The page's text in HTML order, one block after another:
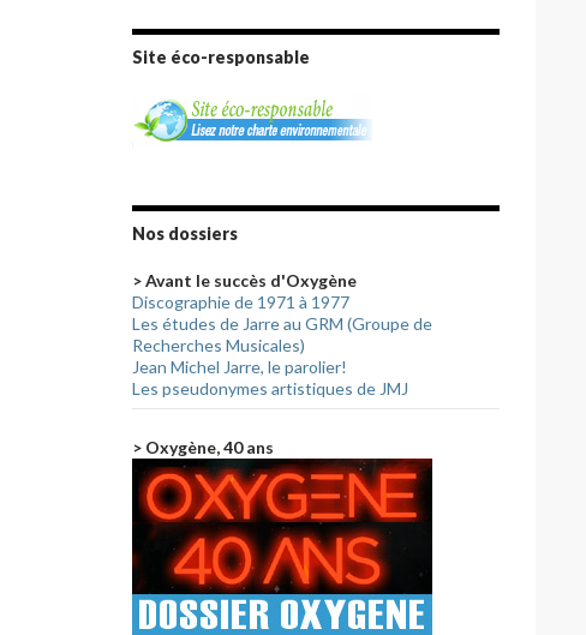
Site éco-responsable
Nos dossiers
> Avant le succès d'Oxygène
Discographie de 1971 à 1977
Les études de Jarre au GRM (Groupe de
Recherches Musicales)
Jean Michel Jarre, le parolier!
Les pseudonymes artistiques de JMJ
> Oxygène, 40 ans